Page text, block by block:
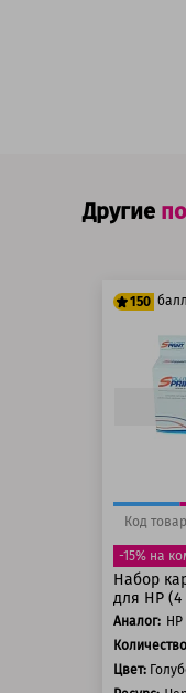
Другие
150
125
150
Код
-15% на
Набор
для HP (4
Аналог:
Цвет: